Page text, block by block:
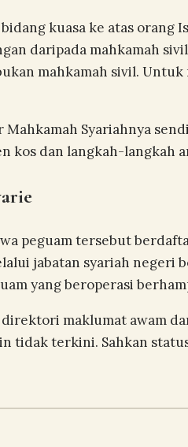
kuasa ke atas
daripada mahkamah
mahkamah sivil.
Syariahnya
kos dan langkah-langkah
peguam tersebut
jabatan syariah
yang beroperasi
maklumat awam
tidak terkini. Sahkan